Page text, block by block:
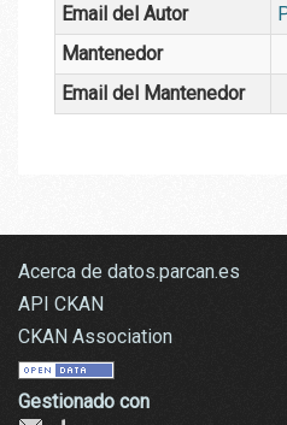
Email del Autor
Mantenedor
Email del Mantenedor
Acerca de datos.parcan.es
API CKAN
CKAN Association
Gestionado con